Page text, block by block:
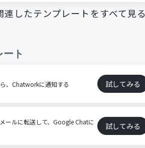
連したテンプレートをすべて見る
ト
、Chatworkに通知する 試してみる
ールに転送して、Google Chatに 試してみる